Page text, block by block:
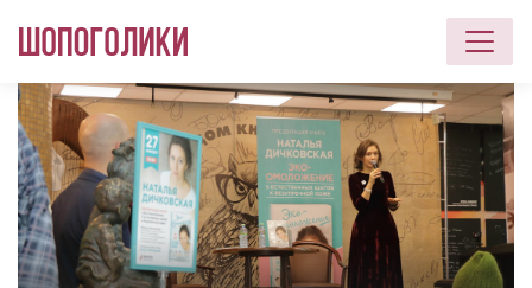
Перейти к основному содержанию